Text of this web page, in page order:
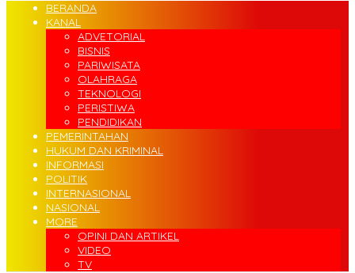
BERANDA
KANAL
ADVETORIAL
BISNIS
PARIWISATA
OLAHRAGA
TEKNOLOGI
PERISTIWA
PENDIDIKAN
PEMERINTAHAN
HUKUM DAN KRIMINAL
INFORMASI
POLITIK
INTERNASIONAL
NASIONAL
MORE
OPINI DAN ARTIKEL
VIDEO
TV